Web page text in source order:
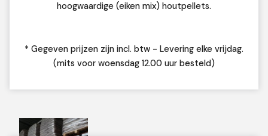
hoogwaardige (eiken mix) houtpellets.
* Gegeven prijzen zijn incl. btw - Levering elke vrijdag.
(mits voor woensdag 12.00 uur besteld)